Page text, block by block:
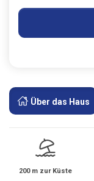
Über das Haus
200 m zur Küste